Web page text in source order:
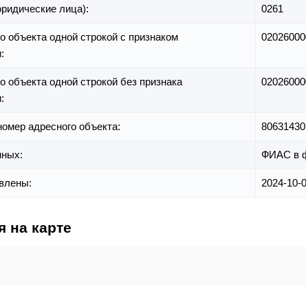
лица): 0261
объекта одной строкой с признаком
объекта одной строкой без признака
адресного объекта:
ФИАС в
2024-10-
на карте